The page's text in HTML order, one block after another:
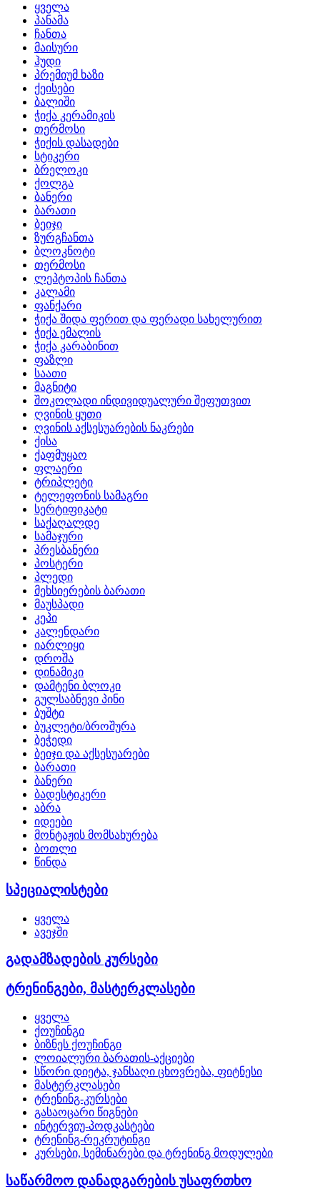
ყველა
პანამა
ჩანთა
მაისური
ჰუდი
პრემიუმ ხაზი
ქეისები
ბალიში
ჭიქა კერამიკის
თერმოსი
ჭიქის დასადები
სტიკერი
ბრელოკი
ქოლგა
ბანერი
ბარათი
ბეიჯი
ზურგჩანთა
ბლოკნოტი
თერმოსი
ლეპტოპის ჩანთა
კალამი
ფანქარი
ჭიქა შიდა ფერით და ფერადი სახელურით
ჭიქა ემალის
ჭიქა კარაბინით
ფაზლი
საათი
მაგნიტი
შოკოლადი ინდივიდუალური შეფუთვით
ღვინის ყუთი
ღვინის აქსესუარების ნაკრები
ქისა
ქაფმუყაო
ფლაერი
ტრიპლეტი
ტელეფონის სამაგრი
სერტიფიკატი
საქაღალდე
სამაჯური
პრესბანერი
პოსტერი
პლედი
მეხსიერების ბარათი
მაუსპადი
კეპი
კალენდარი
იარლიყი
დროშა
დინამიკი
დამტენი ბლოკი
გულსაბნევი პინი
ბუშტი
ბუკლეტი/ბროშურა
ბეჭედი
ბეიჯი და აქსესუარები
ბარათი
ბანერი
ბადესტიკერი
აბრა
იდეები
მონტაჟის მომსახურება
ბოთლი
წინდა
სპეციალისტები
ყველა
ავეჯში
გადამზადების კურსები
ტრენინგები, მასტერკლასები
ყველა
ქოუჩინგი
ბიზნეს ქოუჩინგი
ლოიალური ბარათის-აქციები
სწორი დიეტა, ჯანსაღი ცხოვრება, ფიტნესი
მასტერკლასები
ტრენინგ-კურსები
გასაოცარი წიგნები
ინტერვიუ-პოდკასტები
ტრენინგ-რეკრუტინგი
კურსები, სემინარები და ტრენინგ მოდულები
საწარმოო დანადგარების უსაფრთხო